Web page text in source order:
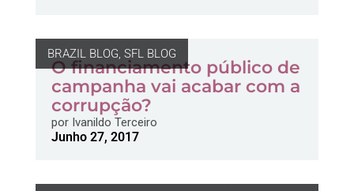
BRAZIL BLOG, SFL BLOG
O financiamento público de
campanha vai acabar com a
corrupção?
porIvanildo Terceiro
Junho 27, 2017